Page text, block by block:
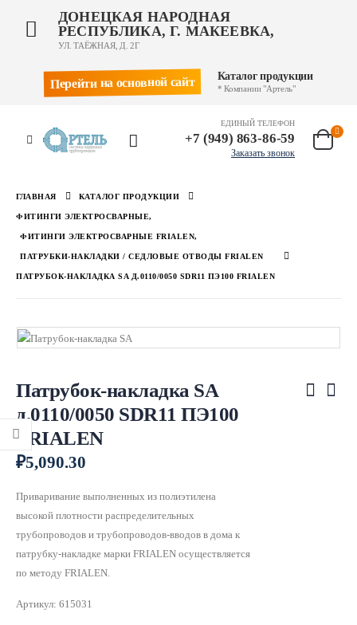
ДОНЕЦКАЯ НАРОДНАЯ
РЕСПУБЛИКА, Г. МАКЕЕВКА,
УЛ. ТАЁЖНАЯ, Д. 2Г
Перейти на основной сайт Каталог продукции
* Компании "Артель"
ЕДИНЫЙ ТЕЛЕФОН
+7 (949) 863-86-59
Заказать звонок
ГЛАВНАЯ КАТАЛОГ ПРОДУКЦИИ
ФИТИНГИ ЭЛЕКТРОСВАРНЫЕ,
ФИТИНГИ ЭЛЕКТРОСВАРНЫЕ FRIALEN,
ПАТРУБКИ-НАКЛАДКИ / СЕДЛОВЫЕ ОТВОДЫ FRIALEN
ПАТРУБОК-НАКЛАДКА SA Д.0110/0050 SDR11 ПЭ100 FRIALEN
Патрубок-накладка SA
д.0110/0050 SDR11 ПЭ100
FRIALEN
₽5,090.30
Приваривание выполненных из полиэтилена
высокой плотности распределительных
трубопроводов и трубопроводов-вводов в дома к
патрубку-накладке марки FRIALEN осуществляется
по методу FRIALEN.
Артикул: 615031